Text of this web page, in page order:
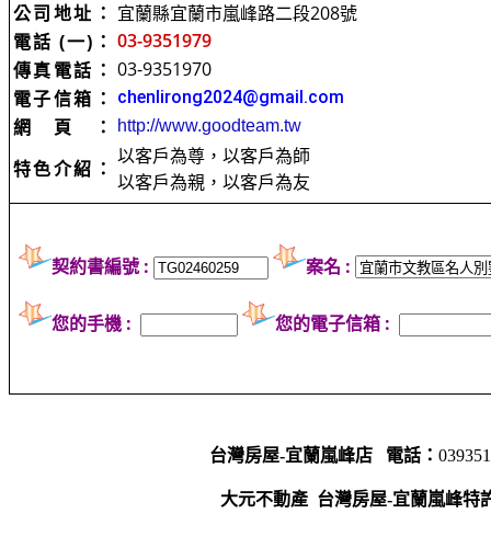
公司地址： 宜蘭縣宜蘭市嵐峰路二段208號
電話 (一)： 03-9351979
傳真電話： 03-9351970
電子信箱：
chenlirong2024@gmail.com
網頁： http://www.goodteam.tw
特色介紹：
以客戶為尊，以客戶為師
以客戶為親，以客戶為友
契約書編號 : 案名 :
您的手機 : 您的電子信箱 :
台灣房屋-宜蘭嵐峰店 電話：
大元不動產 台灣房屋-宜蘭嵐峰特